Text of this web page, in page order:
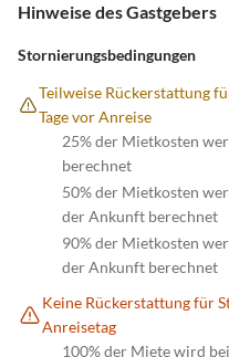
Hinweise des Gastgebers
Stornierungsbedingungen
Teilweise Rückerstattung
Tage vor Anreise
25% der Mietkosten
berechnet
50% der Mietkosten
der Ankunft berechnet
90% der Mietkosten
der Ankunft berechnet
Keine Rückerstattung für
Anreisetag
100% der Miete wird